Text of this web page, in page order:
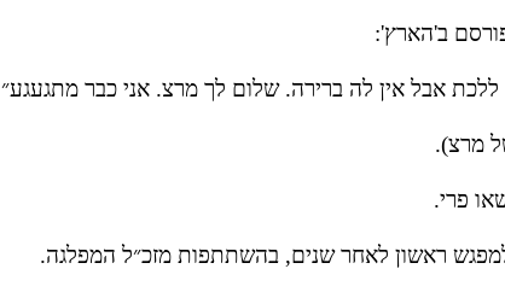
ב'הארץ':
אבל אין לה ברירה. שלום לך מרצ. אני כבר מתגעגע״
מרצ).
פרי.
ראשון לאחר שנים, בהשתתפות מזכ״ל המפלגה.